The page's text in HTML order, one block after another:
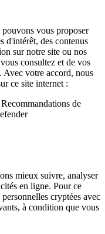
pouvons vous proposer
d'intérêt, des contenus
sur notre site ou nos
consultez et de vos
Avec votre accord, nous
ce site internet :
de
mieux suivre, analyser
en ligne. Pour ce
cryptées avec
à condition que vous